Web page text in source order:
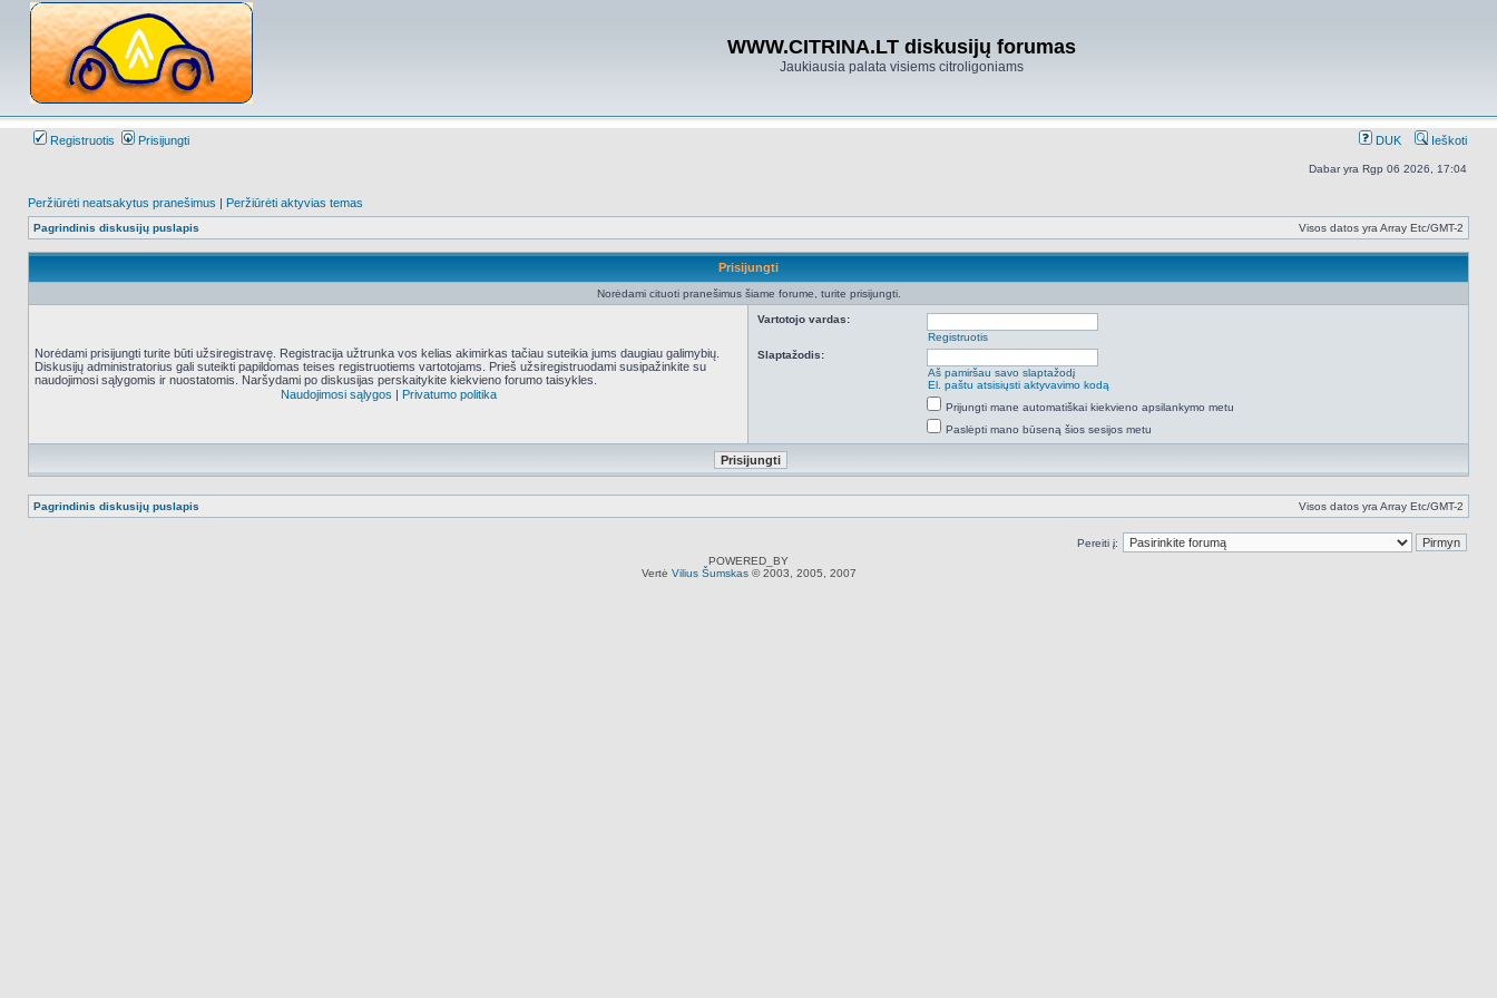
WWW.CITRINA.LT diskusijų forumas
Jaukiausia palata visiems citroligoniams
Registruotis Prisijungti DUK Ieškoti
Dabar yra Rgp 06 2026, 17:04
Peržiūrėti neatsakytus pranešimus | Peržiūrėti aktyvias temas
Pagrindinis diskusijų puslapis Visos datos yra Array Etc/GMT-2
Prisijungti
Norėdami cituoti pranešimus šiame forume, turite prisijungti.
Norėdami prisijungti turite būti užsiregistravę. Registracija užtrunka vos kelias akimirkas tačiau suteikia jums daugiau galimybių.
Diskusijų administratorius gali suteikti papildomas teises registruotiems vartotojams. Prieš užsiregistruodami susipažinkite su
naudojimosi sąlygomis ir nuostatomis. Naršydami po diskusijas perskaitykite kiekvieno forumo taisykles.
Naudojimosi sąlygos | Privatumo politika
Vartotojo vardas:
Registruotis
Slaptažodis:
Aš pamiršau savo slaptažodį
El. paštu atsisiųsti aktyvavimo kodą
Prijungti mane automatiškai kiekvieno apsilankymo metu
Paslėpti mano būseną šios sesijos metu
Pagrindinis diskusijų puslapis Visos datos yra Array Etc/GMT-2
Pereiti į:
POWERED_BY
Vertė Vilius Šumskas© 2003, 2005, 2007